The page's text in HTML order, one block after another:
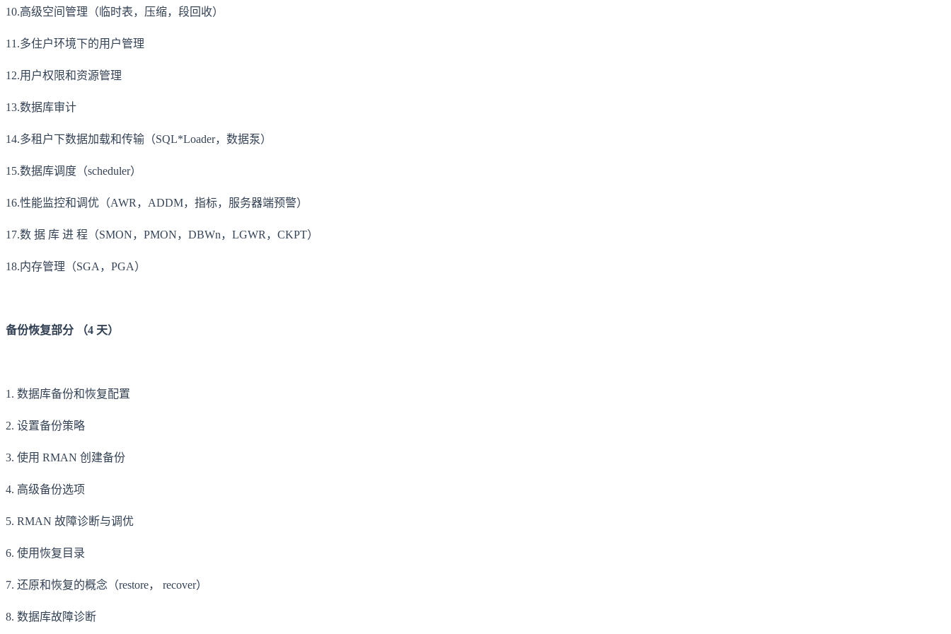
10.高级空间管理（临时表，压缩，段回收）
11.多住户环境下的用户管理
12.用户权限和资源管理
13.数据库审计
14.多租户下数据加载和传输（SQL*Loader，数据泵）
15.数据库调度（scheduler）
16.性能监控和调优（AWR，ADDM，指标，服务器端预警）
17.数 据 库 进 程（SMON，PMON，DBWn，LGWR，CKPT）
18.内存管理（SGA，PGA）
备份恢复部分 （4 天）
1. 数据库备份和恢复配置
2. 设置备份策略
3. 使用 RMAN 创建备份
4. 高级备份选项
5. RMAN 故障诊断与调优
6. 使用恢复目录
7. 还原和恢复的概念（restore， recover）
8. 数据库故障诊断